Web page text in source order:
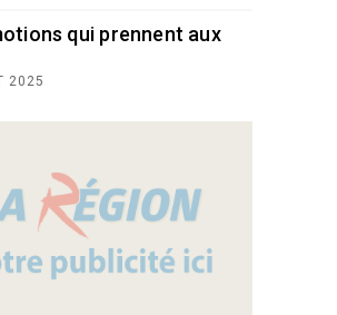
qui prennent aux
2025